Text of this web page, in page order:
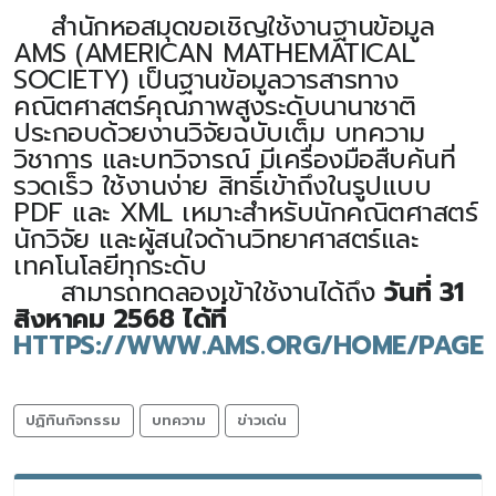
สำนักหอสมุดขอเชิญใช้งานฐานข้อมูล
AMS (AMERICAN MATHEMATICAL
SOCIETY) เป็นฐานข้อมูลวารสารทาง
คณิตศาสตร์คุณภาพสูงระดับนานาชาติ
ประกอบด้วยงานวิจัยฉบับเต็ม บทความ
วิชาการ และบทวิจารณ์ มีเครื่องมือสืบค้นที่
รวดเร็ว ใช้งานง่าย สิทธิ์เข้าถึงในรูปแบบ
PDF และ XML เหมาะสำหรับนักคณิตศาสตร์
นักวิจัย และผู้สนใจด้านวิทยาศาสตร์และ
เทคโนโลยีทุกระดับ
สามารถทดลองเข้าใช้งานได้ถึงวันที่ 31
สิงหาคม 2568 ได้ที่
HTTPS://WWW.AMS.ORG/HOME/PAGE
ปฏิทินกิจกรรม บทความ ข่าวเด่น